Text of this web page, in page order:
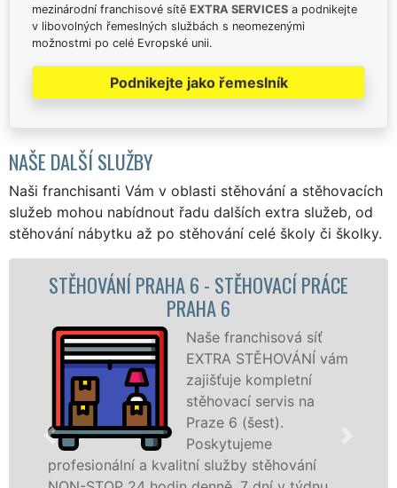
mezinárodní franchisové sítě EXTRA SERVICES a podnikejte
v libovolných řemeslných službách s neomezenými
možnostmi po celé Evropské unii.
Podnikejte jako řemeslník
NAŠE DALŠÍ SLUŽBY
Naši franchisanti Vám v oblasti stěhování a stěhovacích
služeb mohou nabídnout řadu dalších extra služeb, od
stěhování nábytku až po stěhování celé školy či školky.
PRÁCE
síť
vám
STĚHOVACÍ SLUŽBA
STĚHOVACÍ FIRMA
služby zajišťujeme domácnostem